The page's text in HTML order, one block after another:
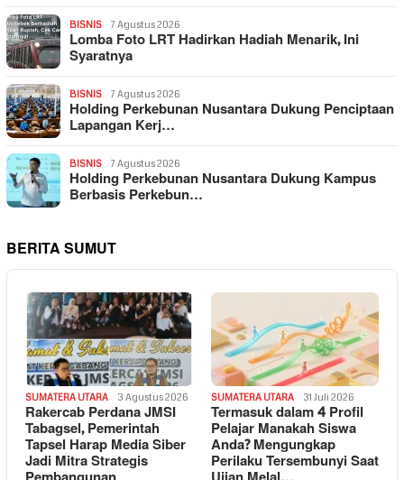
BISNIS 7 Agustus 2026
Lomba Foto LRT Hadirkan Hadiah Menarik, Ini
Syaratnya
BISNIS 7 Agustus 2026
Holding Perkebunan Nusantara Dukung Penciptaan
Lapangan Kerj…
BISNIS 7 Agustus 2026
Holding Perkebunan Nusantara Dukung Kampus
Berbasis Perkebun…
BERITA SUMUT
SUMATERA UTARA 3 Agustus 2026
Rakercab Perdana JMSI
Tabagsel, Pemerintah
Tapsel Harap Media Siber
Jadi Mitra Strategis
SUMATERA UTARA 31 Juli 2026
Termasuk dalam 4 Profil
Pelajar Manakah Siswa
Anda? Mengungkap
Perilaku Tersembunyi Saat